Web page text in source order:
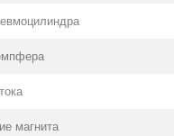
магнита